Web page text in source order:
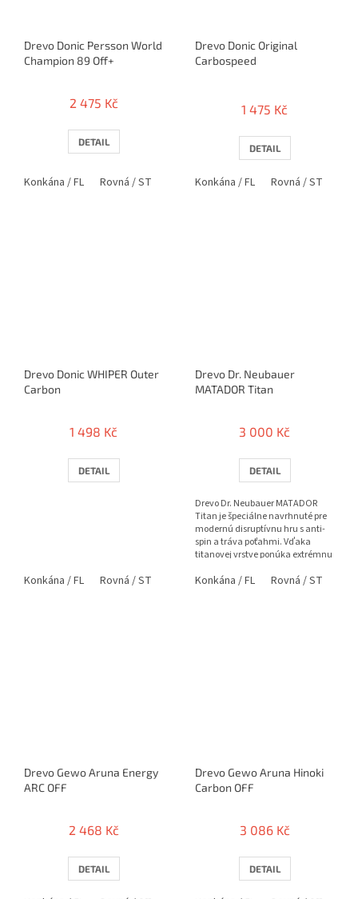
Drevo Donic Persson World
Champion 89 Off+
2 475 Kč
DETAIL
Konkána / FL Rovná / ST
Drevo Donic Original
Carbospeed
produktu
5,0
z
hvězdiček.
1 475 Kč
DETAIL
Konkána / FL Rovná / ST
Drevo Donic WHIPER Outer
Carbon
1 498 Kč
DETAIL
Konkána / FL Rovná / ST
Drevo Dr. Neubauer
MATADOR Titan
3 000 Kč
DETAIL
Drevo Dr. Neubauer MATADOR
Titan je špeciálne navrhnuté pre
modernú disruptívnu hru s anti-
spin a tráva poťahmi. Vďaka
titanovej vrstve ponúka extrémnu
Konkána / FL Rovná / ST
Drevo Gewo Aruna Energy
ARC OFF
2 468 Kč
DETAIL
Drevo Gewo Aruna Hinoki
Carbon OFF
3 086 Kč
DETAIL